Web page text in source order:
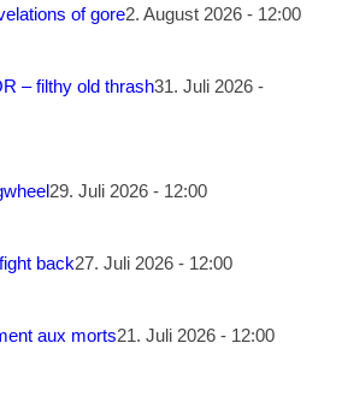
of gore2. August 2026 - 12:00
– filthy old thrash31. Juli 2026 -
29. Juli 2026 - 12:00
back27. Juli 2026 - 12:00
aux morts21. Juli 2026 - 12:00